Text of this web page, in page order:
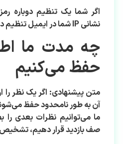
اگر شما یک تنظیم دوباره
نشانی IP شما در ایمیل تنظیم دوباره وجود خواهد داشت.
چه مدت ما
حفظ می‌کنیم
متن پیشنهادی: اگر یک نظر را
آن به طور نامحدود حفظ
ما می‌توانیم نظرات بعدی را
صف بازدید قرار دهیم، تشخیص